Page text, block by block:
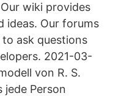
wiki provides
ideas. Our forums
ask questions
2021-03-
von R. S.
jede Person